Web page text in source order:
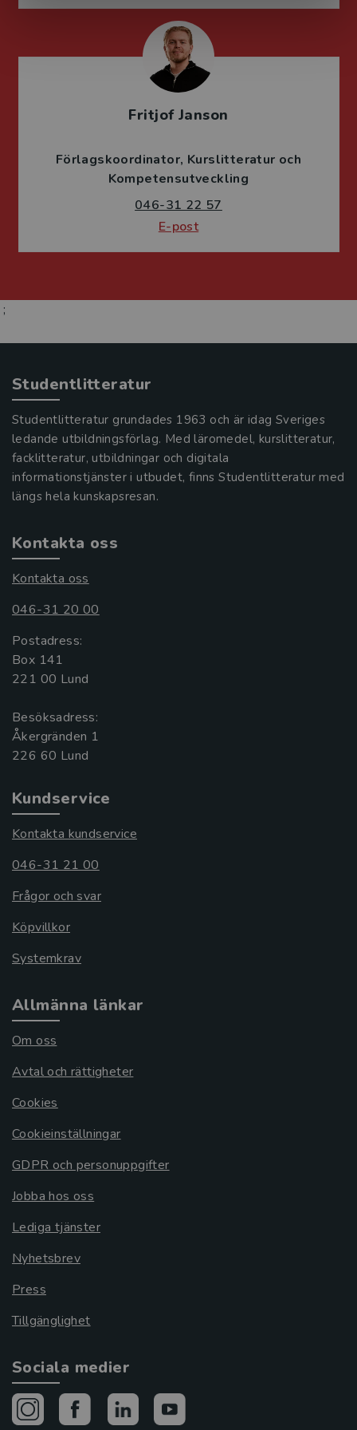
Fritjof Janson
Förlagskoordinator Kurslitteratur och
Kompetensutveckling
046-31 22 57
E-post
;
Studentlitteratur
Studentlitteratur grundades 1963 och är idag Sveriges
ledande utbildningsförlag. Med läromedel, kurslitteratur,
facklitteratur, utbildningar och digitala
informationstjänster i utbudet, finns Studentlitteratur med
längs hela kunskapsresan.
Kontakta oss
Kontakta oss
046-31 20 00
Postadress:
Box 141
221 00 Lund
Besöksadress:
Åkergränden 1
Kundservice
Kontakta kundservice
046-31 21 00
Frågor och svar
Köpvillkor
Systemkrav
Allmänna länkar
Om oss
Avtal och rättigheter
Cookies
Cookieinställningar
GDPR och personuppgifter
Jobba hos oss
Lediga tjänster
Nyhetsbrev
Press
Tillgänglighet
Sociala medier